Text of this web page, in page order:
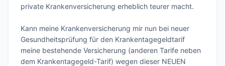
private Krankenversicherung erheblich teurer macht.
Kann meine Krankenversicherung mir nun bei neuer
Gesundheitsprüfung für den Krankentagegeldtarif
meine bestehende Versicherung (anderen Tarife neben
dem Krankentagegeld-Tarif) wegen dieser NEUEN